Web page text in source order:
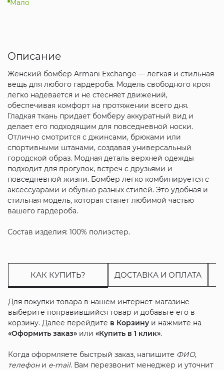
Мало
Описание
Женский бомбер Armani Exchange — легкая и стильная
вещь для любого гардероба. Модель свободного кроя
легко надевается и не стесняет движений,
обеспечивая комфорт на протяжении всего дня.
Гладкая ткань придает бомберу аккуратный вид и
делает его подходящим для повседневной носки.
Отлично смотрится с джинсами, брюками или
спортивными штанами, создавая универсальный
городской образ. Модная деталь верхней одежды
подходит для прогулок, встреч с друзьями и
повседневной жизни. Бомбер легко комбинируется с
аксессуарами и обувью разных стилей. Это удобная и
стильная модель, которая станет любимой частью
вашего гардероба.
Состав изделия: 100% полиэстер.
КАК КУПИТЬ? ДОСТАВКА И ОПЛАТА
Для покупки товара в нашем интернет-магазине
выберите понравившийся товар и добавьте его в
корзину. Далее перейдите в Корзинуи нажмите на
«Оформить заказ»или «Купить в 1 клик».
Когда оформляете быстрый заказ, напишите ФИО,
телефони e-mail. Вам перезвонит менеджер и уточнит